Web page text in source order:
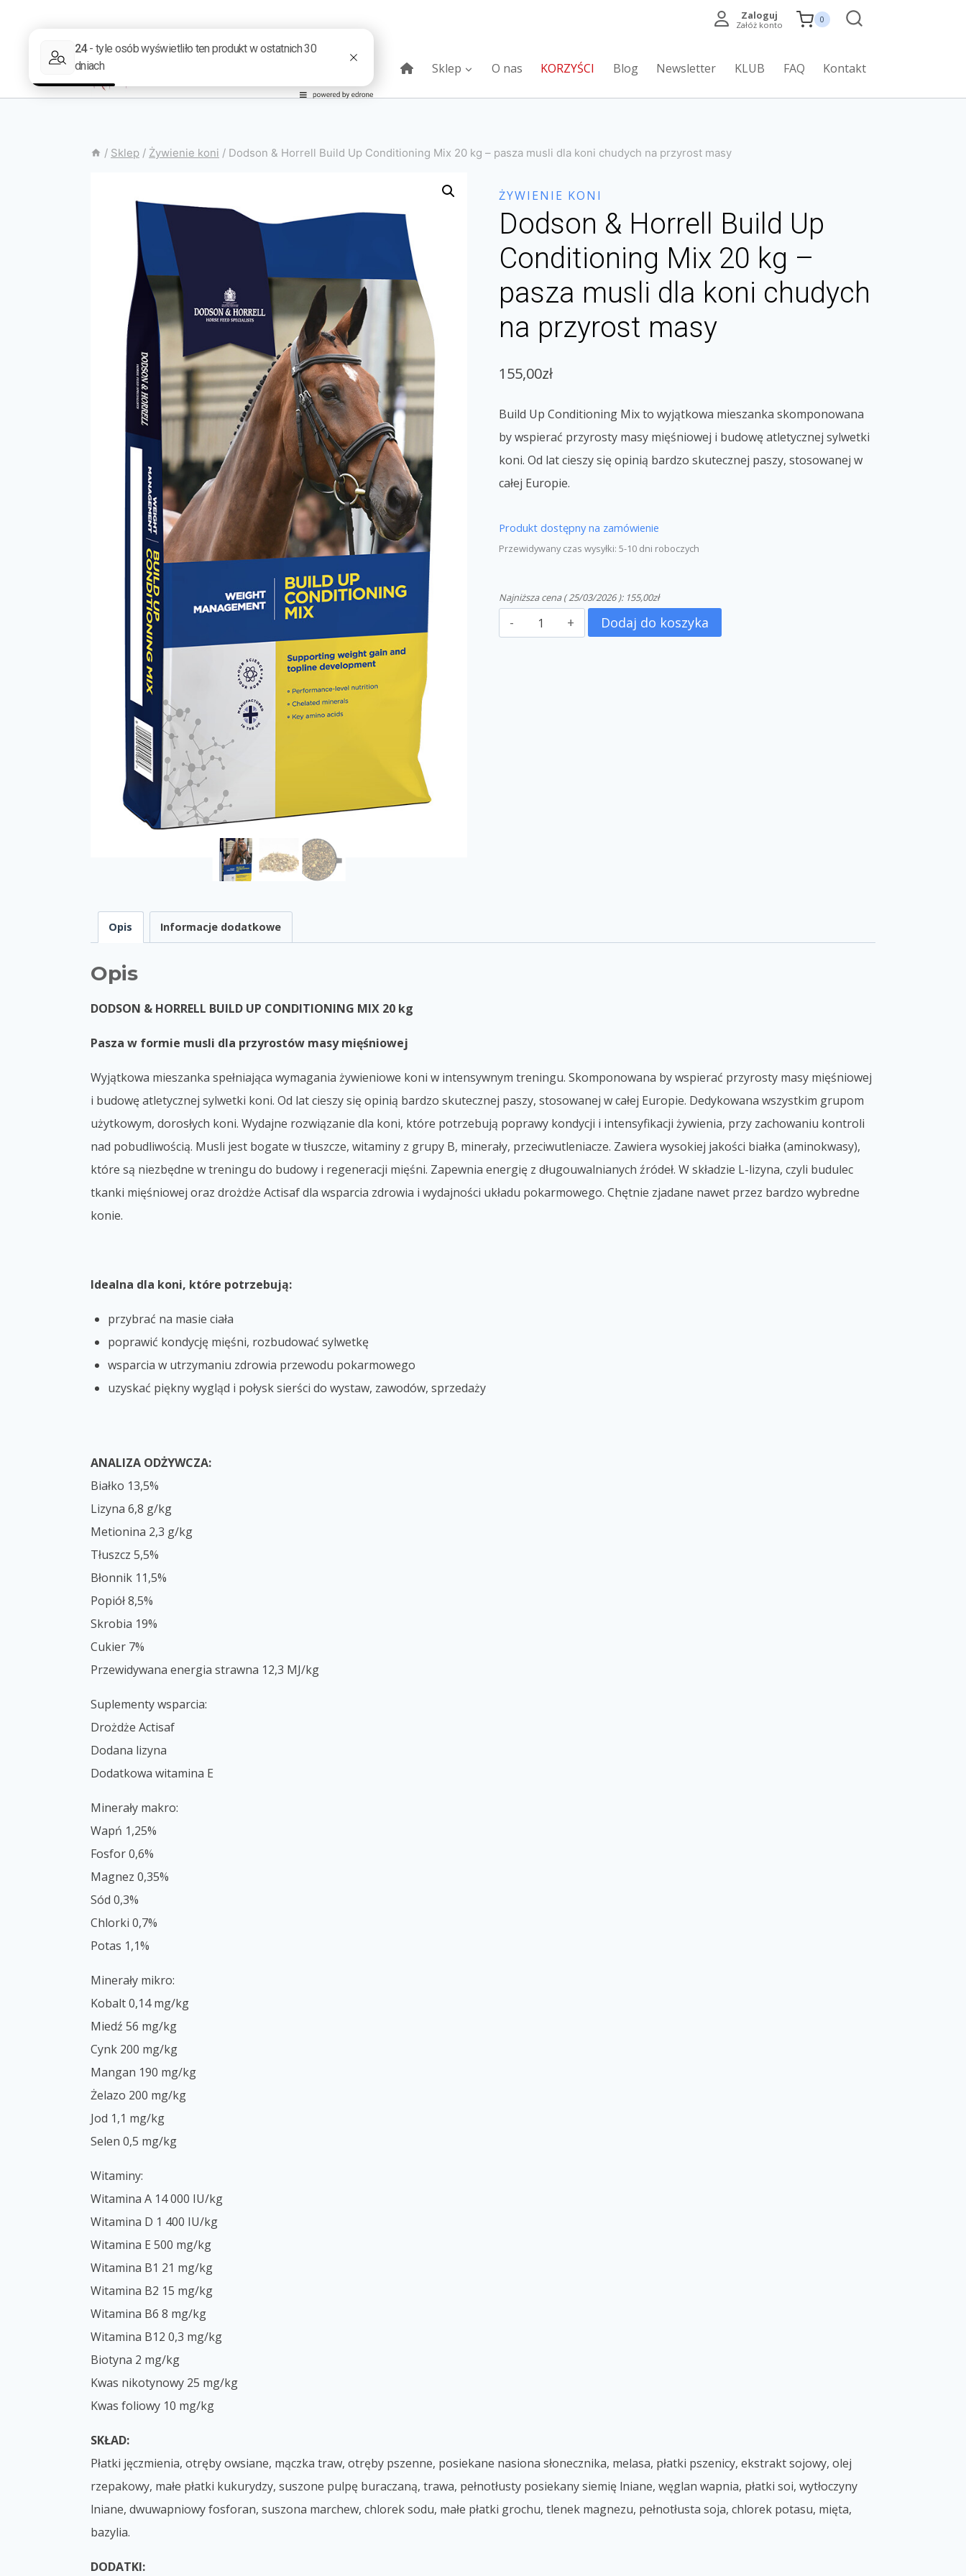
Zaloguj
Załóż konto 0
Sklep O nas KORZYŚCI Blog Newsletter KLUB FAQ Kontakt
/ Sklep / Żywienie koni / Dodson & Horrell Build Up Conditioning Mix 20 kg – pasza musli dla koni chudych na przyrost masy
ŻYWIENIE KONI
Dodson & Horrell Build Up
Conditioning Mix 20 kg –
pasza musli dla koni chudych
na przyrost masy
155,00zł
Build Up Conditioning Mix to wyjątkowa mieszanka skomponowana
by wspierać przyrosty masy mięśniowej i budowę atletycznej sylwetki
koni. Od lat cieszy się opinią bardzo skutecznej paszy, stosowanej w
całej Europie.
Produkt dostępny na zamówienie
Przewidywany czas wysyłki: 5-10 dni roboczych
Najniższa cena (25/03/2026): 155,00zł
Dodaj do koszyka
Opis Informacje dodatkowe
Opis
DODSON & HORRELL BUILD UP CONDITIONING MIX 20 kg
Pasza w formie musli dla przyrostów masy mięśniowej
Wyjątkowa mieszanka spełniająca wymagania żywieniowe koni w intensywnym treningu. Skomponowana by wspierać przyrosty masy mięśniowej
i budowę atletycznej sylwetki koni. Od lat cieszy się opinią bardzo skutecznej paszy, stosowanej w całej Europie. Dedykowana wszystkim grupom
użytkowym, dorosłych koni. Wydajne rozwiązanie dla koni, które potrzebują poprawy kondycji i intensyfikacji żywienia, przy zachowaniu kontroli
nad pobudliwością. Musli jest bogate w tłuszcze, witaminy z grupy B, minerały, przeciwutleniacze. Zawiera wysokiej jakości białka (aminokwasy),
które są niezbędne w treningu do budowy i regeneracji mięśni. Zapewnia energię z długouwalnianych źródeł. W składzie L-lizyna, czyli budulec
tkanki mięśniowej oraz drożdże Actisaf dla wsparcia zdrowia i wydajności układu pokarmowego. Chętnie zjadane nawet przez bardzo wybredne
konie.
Idealna dla koni, które potrzebują:
przybrać na masie ciała
poprawić kondycję mięśni, rozbudować sylwetkę
wsparcia w utrzymaniu zdrowia przewodu pokarmowego
uzyskać piękny wygląd i połysk sierści do wystaw, zawodów, sprzedaży
ANALIZA ODŻYWCZA:
Białko 13,5%
Lizyna 6,8 g/kg
Metionina 2,3 g/kg
Tłuszcz 5,5%
Błonnik 11,5%
Popiół 8,5%
Skrobia 19%
Cukier 7%
Przewidywana energia strawna 12,3 MJ/kg
Suplementy wsparcia:
Drożdże Actisaf
Dodana lizyna
Dodatkowa witamina E
Minerały makro:
Wapń 1,25%
Fosfor 0,6%
Magnez 0,35%
Sód 0,3%
Chlorki 0,7%
Potas 1,1%
Minerały mikro:
Kobalt 0,14 mg/kg
Miedź 56 mg/kg
Cynk 200 mg/kg
Mangan 190 mg/kg
Żelazo 200 mg/kg
Jod 1,1 mg/kg
Selen 0,5 mg/kg
Witaminy:
Witamina A 14 000 IU/kg
Witamina D 1 400 IU/kg
Witamina E 500 mg/kg
Witamina B1 21 mg/kg
Witamina B2 15 mg/kg
Witamina B6 8 mg/kg
Witamina B12 0,3 mg/kg
Biotyna 2 mg/kg
Kwas nikotynowy 25 mg/kg
Kwas foliowy 10 mg/kg
SKŁAD:
Płatki jęczmienia, otręby owsiane, mączka traw, otręby pszenne, posiekane nasiona słonecznika, melasa, płatki pszenicy, ekstrakt sojowy, olej
rzepakowy, małe płatki kukurydzy, suszone pulpę buraczaną, trawa, pełnotłusty posiekany siemię lniane, węglan wapnia, płatki soi, wytłoczyny
lniane, dwuwapniowy fosforan, suszona marchew, chlorek sodu, małe płatki grochu, tlenek magnezu, pełnotłusta soja, chlorek potasu, mięta,
bazylia.
DODATKI: